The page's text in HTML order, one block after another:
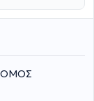
και από το
στο Κέντρο
σε